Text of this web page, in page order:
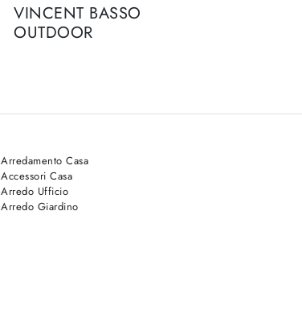
VINCENT BASSO
OUTDOOR
Arredamento Casa
Accessori Casa
Arredo Ufficio
Arredo Giardino